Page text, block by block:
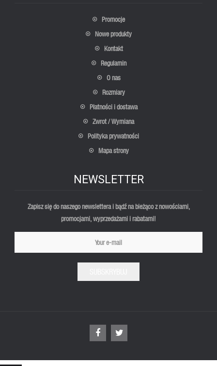
Promocje
Nowe produkty
Kontakt
Regulamin
O nas
Rozmiary
Płatności i dostawa
Zwrot / Wymiana
Polityka prywatności
Mapa strony
NEWSLETTER
Zapisz się do naszego newslettera i bądź na bieżąco z nowościami,
promocjami, wyprzedażami i rabatami!